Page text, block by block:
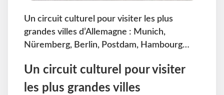
Un circuit culturel pour visiter les plus
grandes villes d’Allemagne : Munich,
Nüremberg, Berlin, Postdam, Hambourg…
Un circuit culturel pour visiter
les plus grandes villes